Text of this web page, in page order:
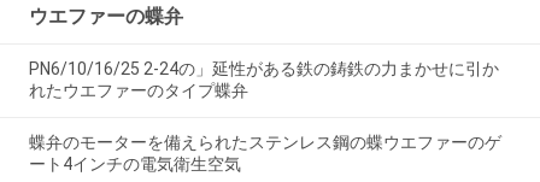
ウエファーの蝶弁
PN6/10/16/25 2-24の」延性がある鉄の鋳鉄の力まかせに引か
れたウエファーのタイプ蝶弁
蝶弁のモーターを備えられたステンレス鋼の蝶ウエファーのゲ
ート4インチの電気衛生空気